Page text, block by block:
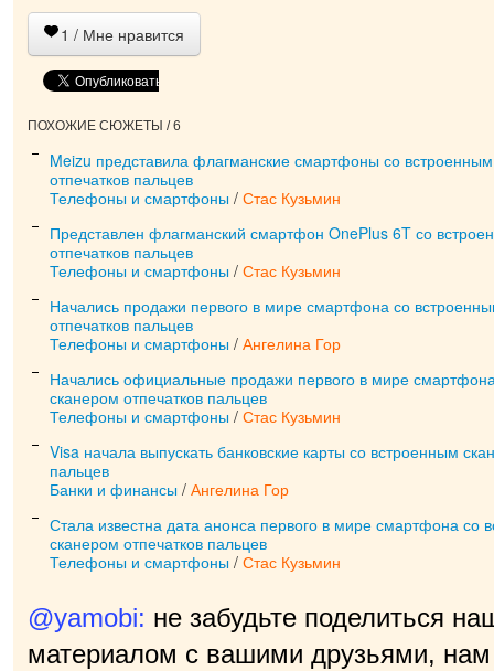
1 / Мне нравится
ПОХОЖИЕ СЮЖЕТЫ / 6
Meizu представила флагманские смартфоны со
отпечатков пальцев
Телефоны и смартфоны / Стас Кузьмин
Представлен флагманский смартфон OnePlus 6T со
отпечатков пальцев
Телефоны и смартфоны / Стас Кузьмин
Начались продажи первого в мире смартфона со
отпечатков пальцев
Телефоны и смартфоны / Ангелина Гор
Начались официальные продажи первого в мире
сканером отпечатков пальцев
Телефоны и смартфоны / Стас Кузьмин
Visa начала выпускать банковские карты со встроенным
пальцев
Банки и финансы / Ангелина Гор
Стала известна дата анонса первого в мире смартфона со
сканером отпечатков пальцев
Телефоны и смартфоны / Стас Кузьмин
@yamobi: не забудьте поделиться
материалом с вашими друзьями, нам